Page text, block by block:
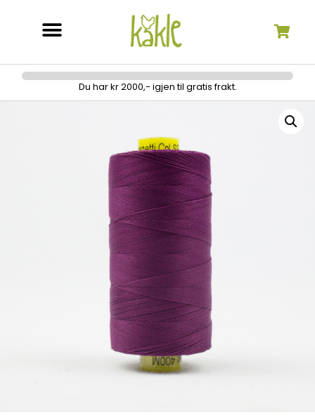
Du har kr 2000,- igjen til gratis frakt.